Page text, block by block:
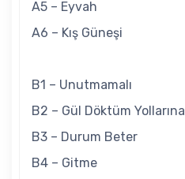
A5 – Eyvah
A6 – Kış Güneşi
B1 – Unutmamalı
B2 – Gül Döktüm Yollarına
B3 – Durum Beter
B4 – Gitme